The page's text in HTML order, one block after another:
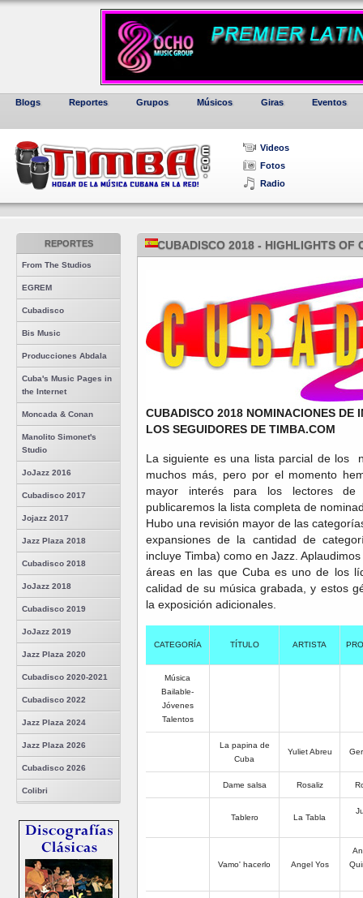
Blogs Reportes Grupos Músicos Giras Eventos
Videos
Fotos
Radio
REPORTES
From The Studios
EGREM
Cubadisco
Bis Music
Producciones Abdala
Cuba's Music Pages in
the Internet
Moncada & Conan
Manolito Simonet's
Studio
JoJazz 2016
Cubadisco 2017
Jojazz 2017
Jazz Plaza 2018
Cubadisco 2018
JoJazz 2018
Cubadisco 2019
JoJazz 2019
Jazz Plaza 2020
Cubadisco 2020-2021
Cubadisco 2022
Jazz Plaza 2024
Jazz Plaza 2026
Cubadisco 2026
Colibri
CUBADISCO 2018 - HIGHLIGHTS OF
CUBADISCO 2018 NOMINACIONES DE
LOS SEGUIDORES DE TIMBA.COM
La siguiente es una lista parcial de los
muchos más, pero por el momento
mayor interés para los lectores de
publicaremos la lista completa de
Hubo una revisión mayor de las
expansiones de la cantidad de
incluye Timba) como en Jazz.
áreas en las que Cuba es uno de los
calidad de su música grabada, y estos
la exposición adicionales.
CATEGORÍA TÍTULO ARTISTA
Música
Bailable-
Jóvenes
Talentos
La papina de
Cuba
Yuliet Abreu
Dame salsa Rosaliz
Tablero La Tabla
Vamo' hacerlo Angel Yos